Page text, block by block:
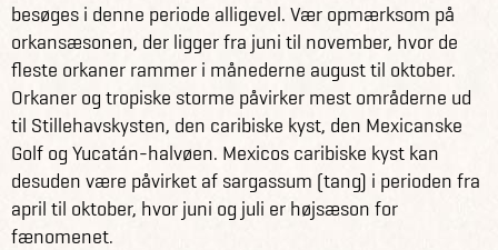
Gemt i bjergene ligger den hyggelige koloniby San
Cristóbal de las Casas. Byen er kendt for sine smukke
kolonialbygninger og karakteristiske mayasamfund. Det
er en by, hvor nye og gamle traditioner smelter sammen
på harmonisk vis. Nogen kalder dette område for det
”ægte” Mexico. I San Cristobál de las Casas har du tre
dage, hvor du den ene dag inviteres på en lærerig udflugt
til to traditionelle mayalandsbyer.
besøges i denne periode alligevel. Vær opmærksom på
orkansæsonen, der ligger fra juni til november, hvor de
fleste orkaner rammer i månederne august til oktober.
Orkaner og tropiske storme påvirker mest områderne ud
til Stillehavskysten, den caribiske kyst, den Mexicanske
Golf og Yucatán-halvøen. Mexicos caribiske kyst kan
desuden være påvirket af sargassum (tang) i perioden fra
april til oktober, hvor juni og juli er højsæson for
fænomenet.